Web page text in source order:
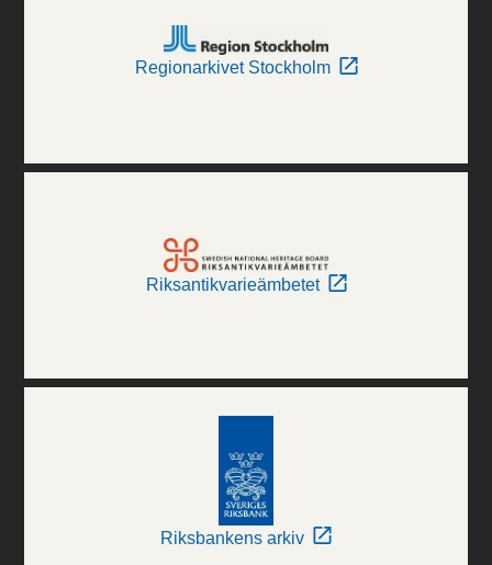
Regionarkivet Stockholm
Riksantikvarieämbetet
Riksbankens arkiv